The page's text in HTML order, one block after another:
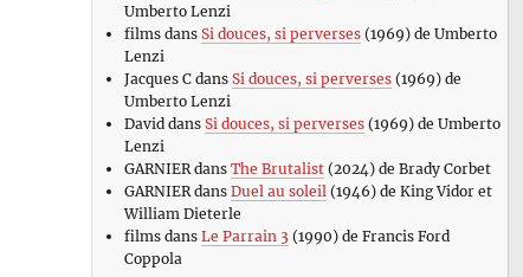
Umberto Lenzi
filmsdans Si douces, si perverses(1969) de Umberto
Lenzi
Jacques Cdans Si douces, si perverses(1969) de
Umberto Lenzi
David dans Si douces, si perverses(1969) de Umberto
Lenzi
GARNIERdans The Brutalist(2024) de Brady Corbet
GARNIERdans Duel au soleil (1946) de King Vidor et
William Dieterle
filmsdans Le Parrain 3 (1990) de Francis Ford
Coppola